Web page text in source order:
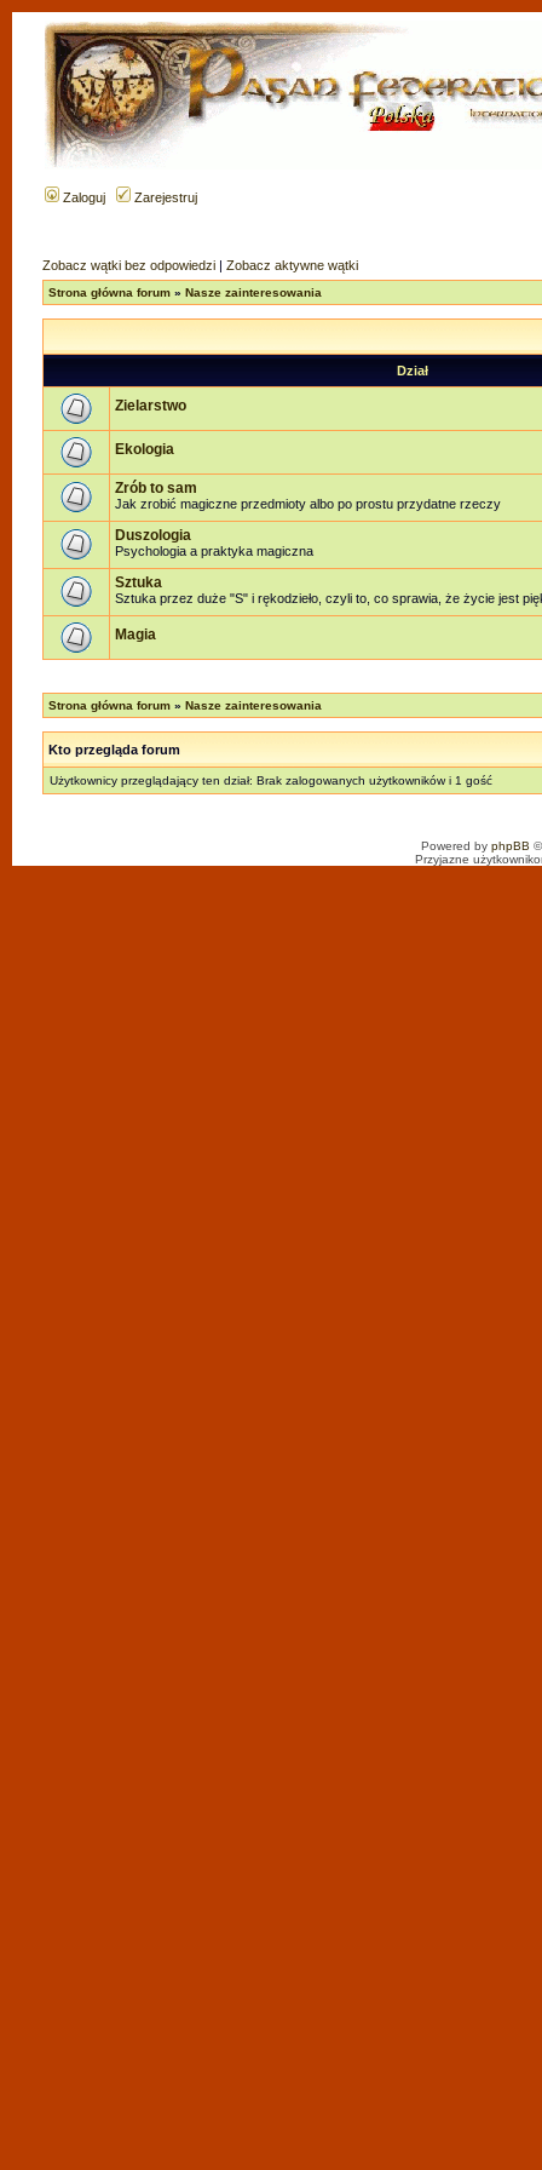
Zaloguj Zarejestruj
Zobacz wątki bez odpowiedzi | Zobacz aktywne wątki
Strona główna forum » Nasze zainteresowania
Dział
Zielarstwo
Ekologia
Zrób to sam
Jak zrobić magiczne przedmioty albo po prostu przydatne rzeczy
Duszologia
Psychologia a praktyka magiczna
Sztuka
Sztuka przez duże "S" i rękodzieło, czyli to, co sprawia, że życie jest
Magia
Strona główna forum » Nasze zainteresowania
Kto przegląda forum
Użytkownicy przeglądający ten dział: Brak zalogowanych użytkowników i 1 gość
Powered by phpBB
Przyjazne